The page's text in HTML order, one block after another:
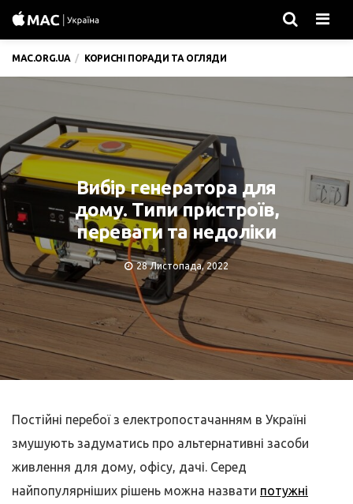
MAC.ORG.UA КОРИСНІ ПОРАДИ ТА ОГЛЯДИ
Вибір генератора для
дому. Типи пристроїв,
переваги та недоліки
28 Листопада, 2022
Постійні перебої з електропостачанням в Україні
змушують задуматись про альтернативні засоби
живлення для дому, офісу, дачі. Серед
найпопулярніших рішень можна назвати потужні